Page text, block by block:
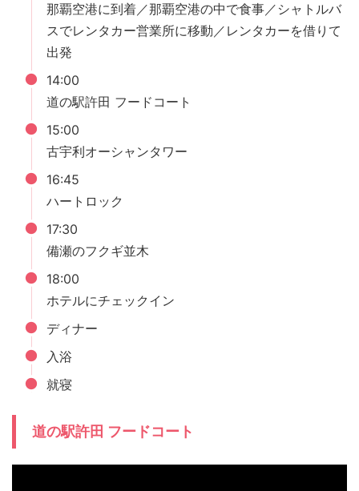
那覇空港に到着／那覇空港の中で食事／シャトルバ
スでレンタカー営業所に移動／レンタカーを借りて
出発
14:00
道の駅許田 フードコート
15:00
古宇利オーシャンタワー
16:45
ハートロック
17:30
備瀬のフクギ並木
18:00
ホテルにチェックイン
ディナー
入浴
就寝
道の駅許田 フードコート